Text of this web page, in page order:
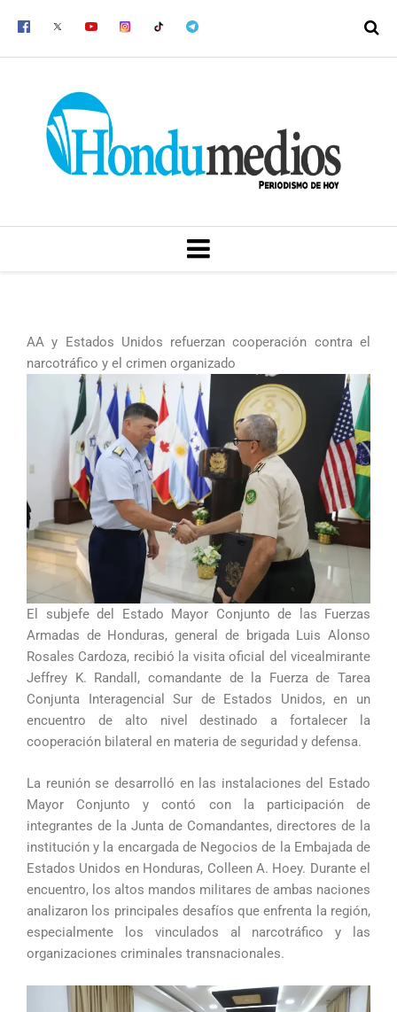
MENU
AA y Estados Unidos refuerzan cooperación contra el
narcotráfico y el crimen organizado
El subjefe del Estado Mayor Conjunto de las Fuerzas
Armadas de Honduras, general de brigada Luis Alonso
Rosales Cardoza, recibió la visita oficial del vicealmirante
Jeffrey K. Randall, comandante de la Fuerza de Tarea
Conjunta Interagencial Sur de Estados Unidos, en un
encuentro de alto nivel destinado a fortalecer la
cooperación bilateral en materia de seguridad y defensa.
La reunión se desarrolló en las instalaciones del Estado
Mayor Conjunto y contó con la participación de
integrantes de la Junta de Comandantes, directores de la
institución y la encargada de Negocios de la Embajada de
Estados Unidos en Honduras, Colleen A. Hoey. Durante el
encuentro, los altos mandos militares de ambas naciones
analizaron los principales desafíos que enfrenta la región,
especialmente los vinculados al narcotráfico y las
organizaciones criminales transnacionales.